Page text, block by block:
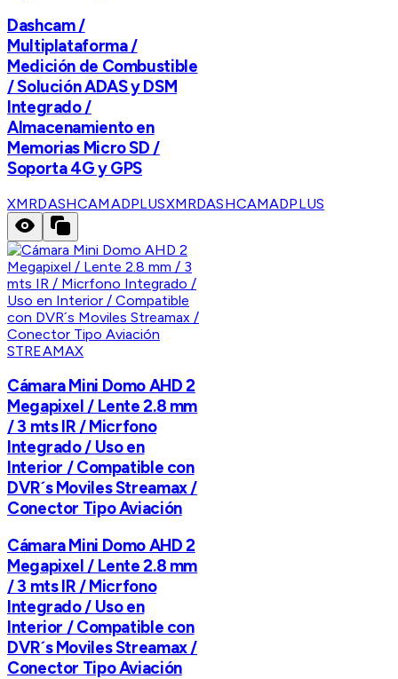
Dashcam /
Multiplataforma /
Medición de Combustible
/ Solución ADAS y DSM
Integrado /
Almacenamiento en
Memorias Micro SD /
Soporta 4G y GPS
XMRDASHCAMADPLUSXMRDASHCAMADPLUS
STREAMAX
Cámara Mini Domo AHD 2
Megapixel / Lente 2.8 mm
/ 3 mts IR / Micrfono
Integrado / Uso en
Interior / Compatible con
DVR´s Moviles Streamax /
Conector Tipo Aviación
Cámara Mini Domo AHD 2
Megapixel / Lente 2.8 mm
/ 3 mts IR / Micrfono
Integrado / Uso en
Interior / Compatible con
DVR´s Moviles Streamax /
Conector Tipo Aviación